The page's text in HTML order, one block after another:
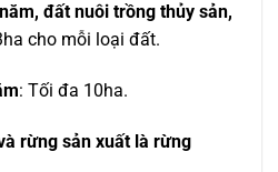
đất nuôi trồng thủy sản,
cho mỗi loại đất.
: Tối đa 10ha.
rừng sản xuất là rừng